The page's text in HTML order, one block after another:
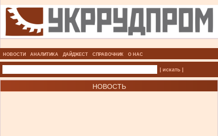
НОВОСТИ АНАЛИТИКА ДАЙДЖЕСТ СПРАВОЧНИК О НАС
| искать |
НОВОСТЬ